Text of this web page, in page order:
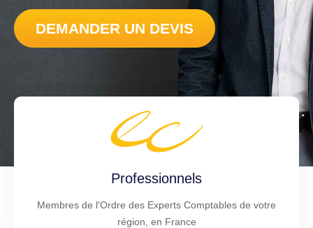
DEMANDER UN DEVIS
Professionnels
Membres de l'Ordre des Experts Comptables de votre
région, en France